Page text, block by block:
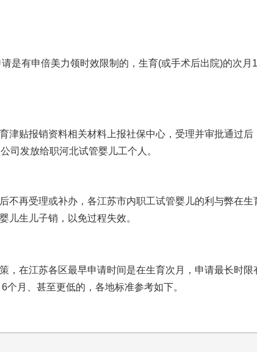
是有申倍美力领时效限制的，生育(或手术后出院)的次月
津贴报销资料相关材料上报社保中心，受理并审批通过后
司发放给职河北试管婴儿工个人。
不再受理或补办，各江苏市内职工试管婴儿的利与弊在生
儿生儿子销，以免过程失效。
，在江苏各区最早申请时间是在生育次月，申请最长时限
6个月、甚至更低的，各地标准参考如下。